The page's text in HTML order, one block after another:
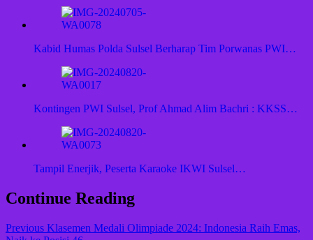
Kabid Humas Polda Sulsel Berharap Tim Porwanas PWI…
Kontingen PWI Sulsel, Prof Ahmad Alim Bachri : KKSS…
Tampil Enerjik, Peserta Karaoke IKWI Sulsel…
Continue Reading
Previous Klasemen Medali Olimpiade 2024: Indonesia Raih Emas,